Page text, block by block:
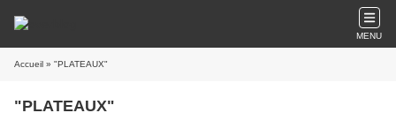
MENU
Accueil » "PLATEAUX"
"PLATEAUX"